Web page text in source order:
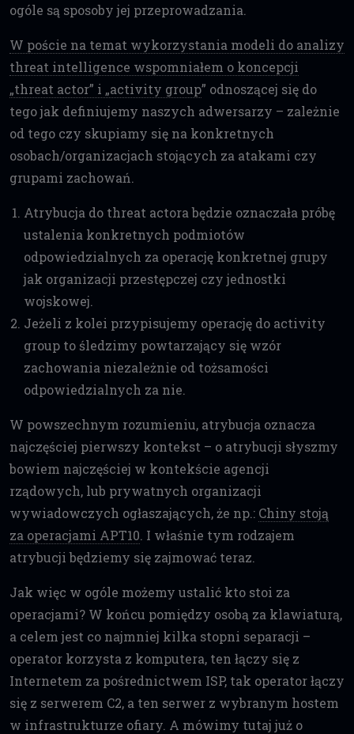
ogóle są sposoby jej przeprowadzania.
W poście na temat wykorzystania modeli do analizy
threat intelligence wspomniałem o koncepcji
„threat actor” i „activity group” odnoszącej się do
tego jak definiujemy naszych adwersarzy – zależnie
od tego czy skupiamy się na konkretnych
osobach/organizacjach stojących za atakami czy
grupami zachowań.
Atrybucja do threat actora będzie oznaczała próbę
ustalenia konkretnych podmiotów
odpowiedzialnych za operację konkretnej grupy
jak organizacji przestępczej czy jednostki
wojskowej.
Jeżeli z kolei przypisujemy operację do activity
group to śledzimy powtarzający się wzór
zachowania niezależnie od tożsamości
odpowiedzialnych za nie.
W powszechnym rozumieniu, atrybucja oznacza
najczęściej pierwszy kontekst – o atrybucji słyszmy
bowiem najczęściej w kontekście agencji
rządowych, lub prywatnych organizacji
wywiadowczych ogłaszających, że np.: Chiny stoją
za operacjami APT10. I właśnie tym rodzajem
atrybucji będziemy się zajmować teraz.
Jak więc w ogóle możemy ustalić kto stoi za
operacjami? W końcu pomiędzy osobą za klawiaturą,
a celem jest co najmniej kilka stopni separacji –
operator korzysta z komputera, ten łączy się z
Internetem za pośrednictwem ISP, tak operator łączy
się z serwerem C2, a ten serwer z wybranym hostem
w infrastrukturze ofiary. A mówimy tutaj już o